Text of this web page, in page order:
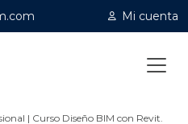
Mi cuenta
| Curso Diseño BIM con Revit.